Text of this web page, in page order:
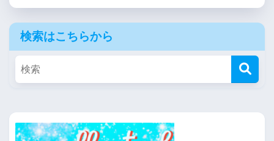
検索はこちらから